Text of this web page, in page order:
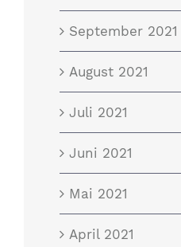
September 2021
August 2021
Juli 2021
Juni 2021
Mai 2021
April 2021